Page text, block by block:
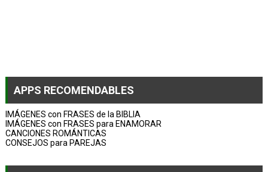
APPS RECOMENDABLES
IMÁGENES con FRASES de la BIBLIA
IMÁGENES con FRASES para ENAMORAR
CANCIONES ROMÁNTICAS
CONSEJOS para PAREJAS